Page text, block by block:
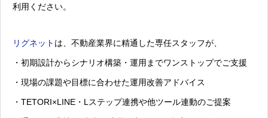
利用ください。
リグネット は、不動産業界に精通した専任スタッフが、
・初期設計からシナリオ構築・運用までワンストップでご支援
・現場の課題や目標に合わせた運用改善アドバイス
・TETORI×LINE・Lステップ連携や他ツール連動のご提案